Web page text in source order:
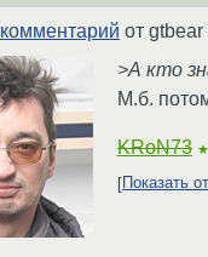
комментарий от gtbear
>А кто
М.б.
KRoN73
Показать